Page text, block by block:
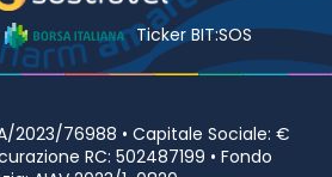
Ticker BIT:SOS
2023/76988 • Capitale Sociale: €
RC: 502487199 • Fondo